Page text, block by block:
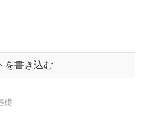
を書き込む
礎